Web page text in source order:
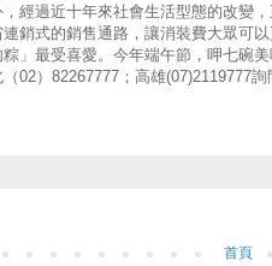
經過近十年來社會生活型態的改變
銷式的銷售通路，讓消裝費大眾可
」最受喜愛。今年端午節，呷七碗
02）82267777；高雄(07)2119777詢
首頁